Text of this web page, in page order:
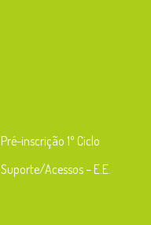
Pré-inscrição 1º Ciclo
Suporte/Acessos – E.E.